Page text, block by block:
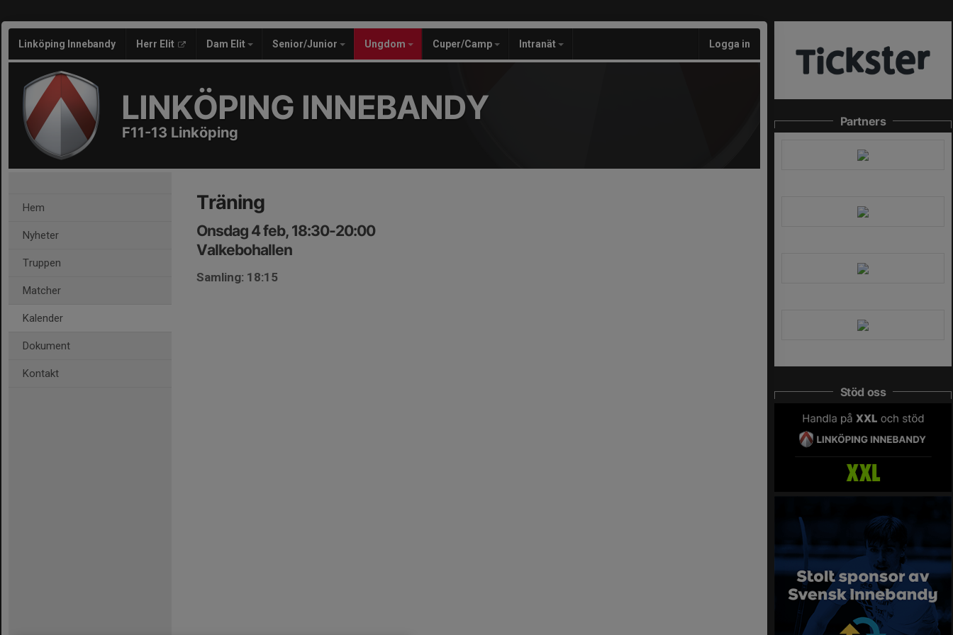
Linköping Innebandy Herr Elit Dam Elit Senior/Junior Ungdom Cuper/Camp Intranät Logga in
LINKÖPING INNEBANDY
F11-13 Linköping
Hem
Nyheter
Truppen
Matcher
Kalender
Dokument
Kontakt
Träning
Onsdag 4 feb, 18:30-20:00
Valkebohallen
Samling: 18:15
Partners
Stöd oss